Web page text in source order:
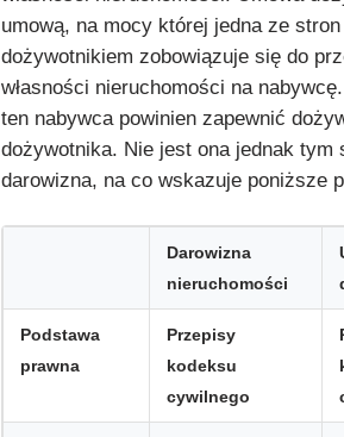
umową, na mocy której jedna ze
dożywotnikiem zobowiązuje się do
własności nieruchomości na
ten nabywca powinien zapewnić
dożywotnika. Nie jest ona jednak tym
darowizna, na co wskazuje poniższe
Darowizna
nieruchomości
Podstawa
prawna
Przepisy
kodeksu
cywilnego